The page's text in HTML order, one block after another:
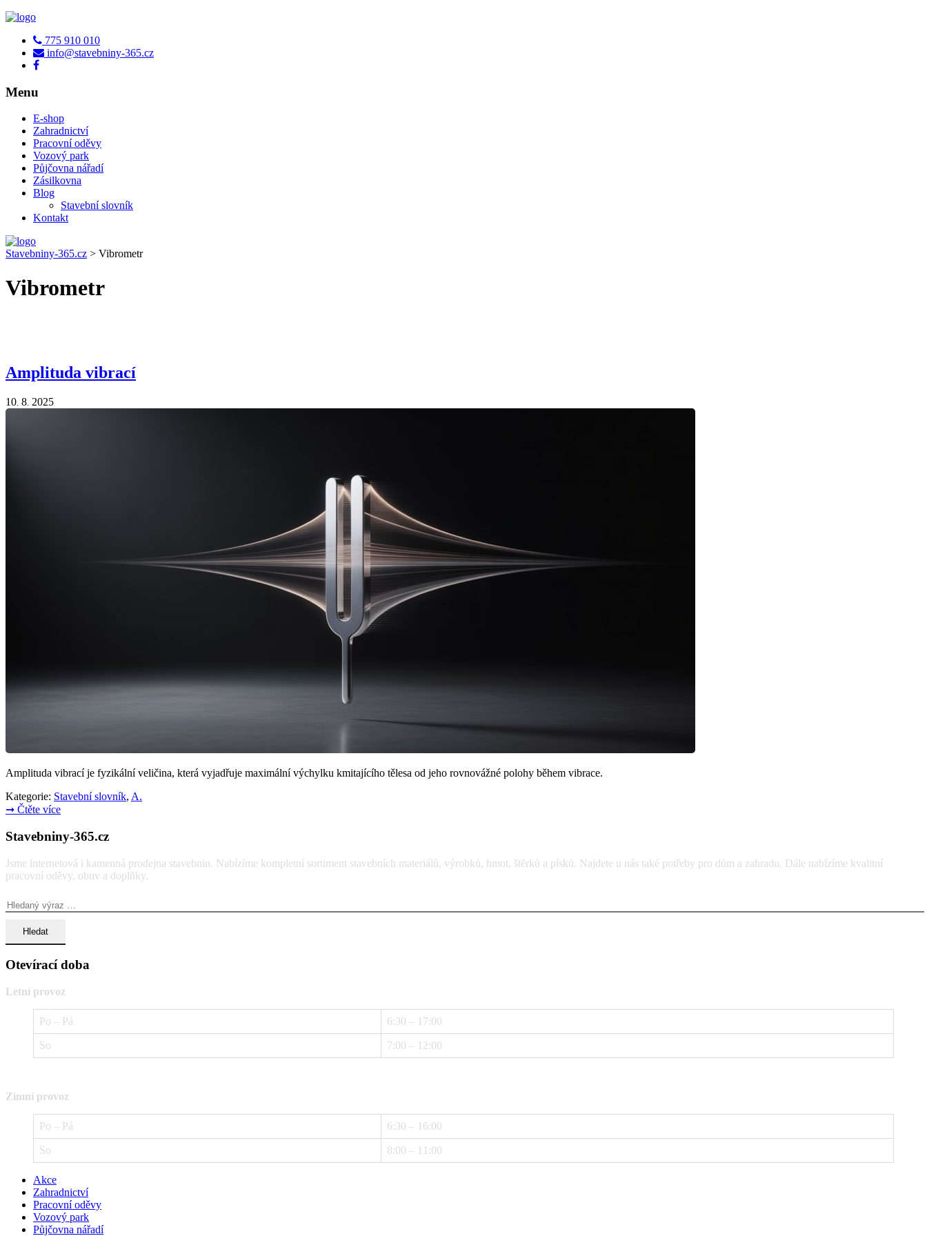
775 910 010
info@stavebniny-365.cz
Menu
E-shop
Zahradnictví
Pracovní oděvy
Vozový park
Půjčovna nářadí
Zásilkovna
Blog
Stavební slovník
Kontakt
Stavebniny-365.cz > Vibrometr
Vibrometr
Amplituda vibrací
10. 8. 2025
Amplituda vibrací je fyzikální veličina, která vyjadřuje maximální výchylku kmitajícího tělesa od jeho rovnovážné polohy během vibrace.
Kategorie: Stavební slovník, A.
➞ Čtěte více
Stavebniny-365.cz
Jsme internetová i kamenná prodejna stavebnin. Nabízíme kompletní sortiment stavebních materiálů, výrobků, hmot, štěrků a písků. Najdete u nás také potřeby pro dům a zahradu. Dále nabízíme kvalitní
pracovní oděvy, obuv a doplňky.
Otevírací doba
Letní provoz
Po – Pá 6:30 – 17:00
So 7:00 – 12:00
Zimní provoz
Po – Pá 6:30 – 16:00
So 8:00 – 11:00
Akce
Zahradnictví
Pracovní oděvy
Vozový park
Půjčovna nářadí